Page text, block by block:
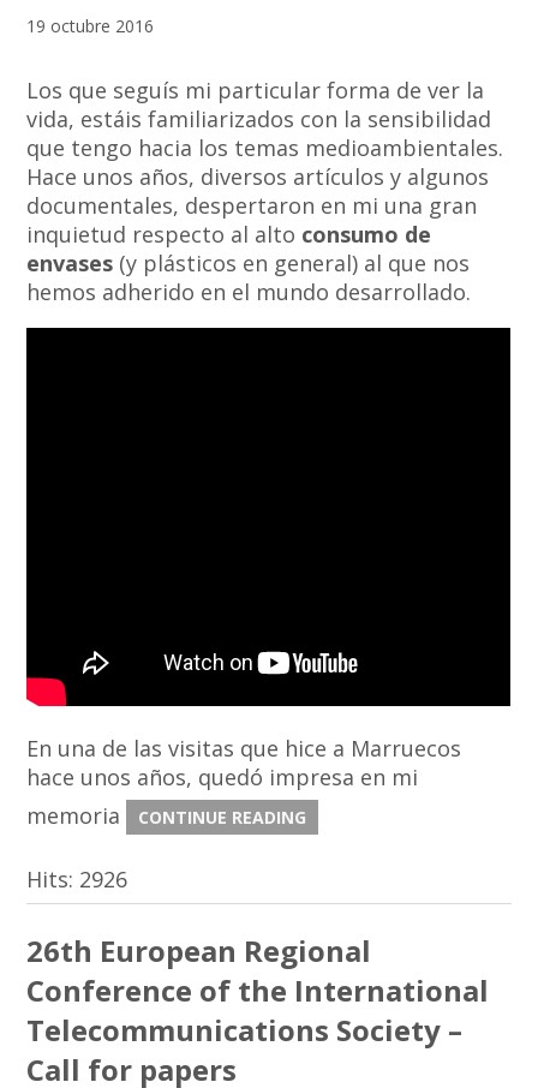
19 octubre 2016
Los que seguís mi particular forma de ver la
vida, estáis familiarizados con la sensibilidad
que tengo hacia los temas medioambientales.
Hace unos años, diversos artículos y algunos
documentales, despertaron en mi una gran
inquietud respecto al alto consumo de
envases (y plásticos en general) al que nos
hemos adherido en el mundo desarrollado.
En una de las visitas que hice a Marruecos
hace unos años, quedó impresa en mi
memoria
CONTINUE READING
Hits: 2926
26th European Regional
Conference of the International
Telecommunications Society –
Call for papers